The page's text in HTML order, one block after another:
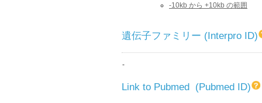
-10kb から +10kb の範囲
遺伝子ファミリー (Interpro ID)
-
Link to Pubmed (Pubmed ID)